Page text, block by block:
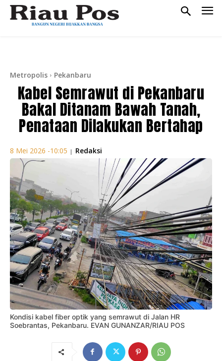
Metropolis Pekanbaru
Kabel Semrawut di Pekanbaru
Bakal Ditanam Bawah Tanah,
Penataan Dilakukan Bertahap
8 Mei 2026 -10:05 | Redaksi
Kondisi kabel fiber optik yang semrawut di Jalan HR
Soebrantas, Pekanbaru. EVAN GUNANZAR/RIAU POS